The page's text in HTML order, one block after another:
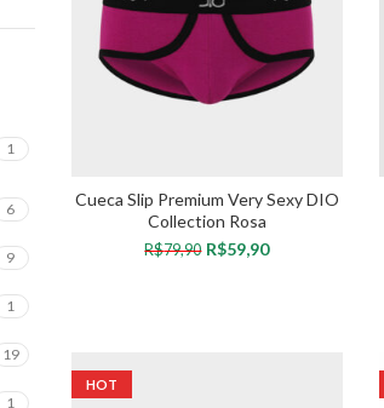
1
6
9
1
19
1
Cueca Slip Premium Very Sexy DIO
Collection Rosa
R$79,90 R$59,90
HOT